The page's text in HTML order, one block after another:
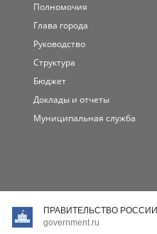
Полномочия
Глава города
Руководство
Структура
Бюджет
Доклады и отчеты
Муниципальная служба
ПРАВИТЕЛЬСТВО РОССИИ
government.ru